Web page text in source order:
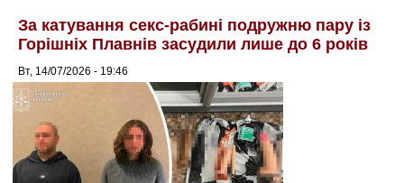
За катування секс-рабині подружню пару із
Горішніх Плавнів засудили лише до 6 років
Вт, 14/07/2026 - 19:46